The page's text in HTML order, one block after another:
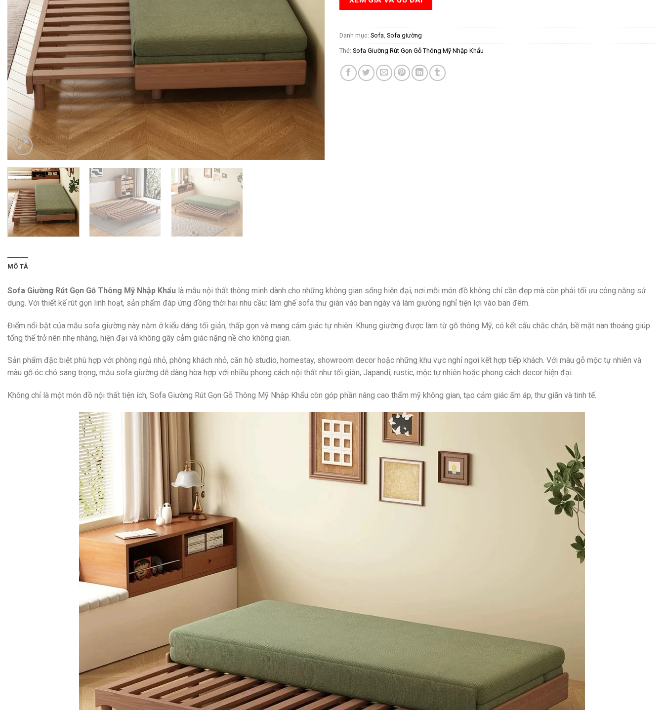
Danh mục: Sofa Sofa giường
Thẻ: Sofa Giường Rút Gọn Gỗ Thông Mỹ Nhập Khẩu
MÔ TẢ
Sofa Giường Rút Gọn Gỗ Thông Mỹ Nhập Khẩu là mẫu nội thất thông minh dành cho những không gian sống hiện đại, nơi mỗi món đồ không chỉ cần đẹp mà còn phải tối ưu công năng sử
dụng. Với thiết kế rút gọn linh hoạt, sản phẩm đáp ứng đồng thời hai nhu cầu: làm ghế sofa thư giãn vào ban ngày và làm giường nghỉ tiện lợi vào ban đêm.
Điểm nổi bật của mẫu sofa giường này nằm ở kiểu dáng tối giản, thấp gọn và mang cảm giác tự nhiên. Khung giường được làm từ gỗ thông Mỹ, có kết cấu chắc chắn, bề mặt nan thoáng giúp
tổng thể trở nên nhẹ nhàng, hiện đại và không gây cảm giác nặng nề cho không gian.
Sản phẩm đặc biệt phù hợp với phòng ngủ nhỏ, phòng khách nhỏ, căn hộ studio, homestay, showroom decor hoặc những khu vực nghỉ ngơi kết hợp tiếp khách. Với màu gỗ mộc tự nhiên và
màu gỗ óc chó sang trọng, mẫu sofa giường dễ dàng hòa hợp với nhiều phong cách nội thất như tối giản, Japandi, rustic, mộc tự nhiên hoặc phong cách decor hiện đại.
Không chỉ là một món đồ nội thất tiện ích, Sofa Giường Rút Gọn Gỗ Thông Mỹ Nhập Khẩu còn góp phần nâng cao thẩm mỹ không gian, tạo cảm giác ấm áp, thư giãn và tinh tế.